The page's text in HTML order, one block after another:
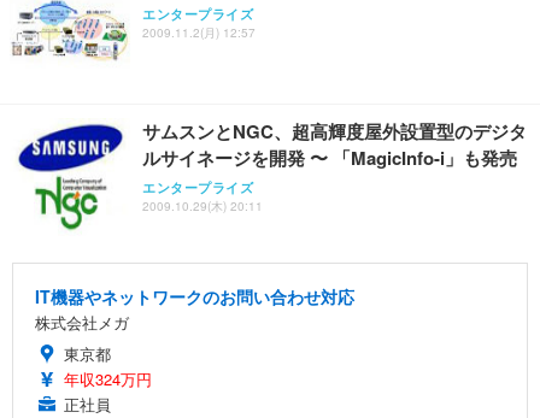
エンタープライズ
2009.11.2(月) 12:57
サムスンとNGC、超高輝度屋外設置型のデジタ
ルサイネージを開発 〜 「MagicInfo-i」も発売
エンタープライズ
2009.10.29(木) 20:11
IT機器やネットワークのお問い合わせ対応
株式会社メガ
東京都
年収324万円
正社員